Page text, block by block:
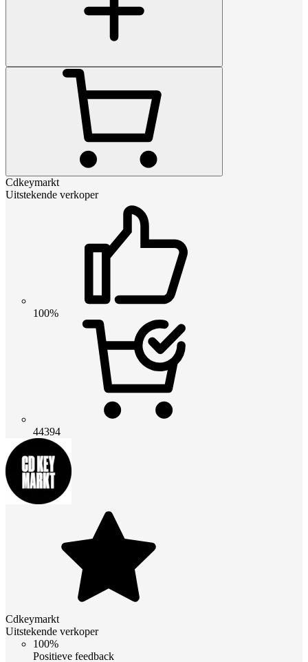
Cdkeymarkt
Uitstekende verkoper
100%
44394
Cdkeymarkt
Uitstekende verkoper
100%
Positieve feedback